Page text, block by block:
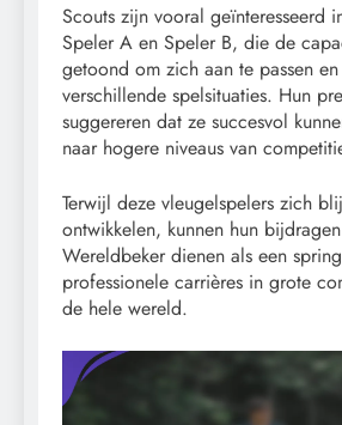
Scouts zijn vooral geïnteresseerd
Speler A en Speler B, die de
getoond om zich aan te passen
verschillende spelsituaties. Hun
suggereren dat ze succesvol
naar hogere niveaus van
Terwijl deze vleugelspelers zich
ontwikkelen, kunnen hun
Wereldbeker dienen als een
professionele carrières in grote
de hele wereld.